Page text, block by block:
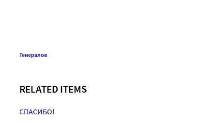
Генералов
RELATED ITEMS
СПАСИБО!